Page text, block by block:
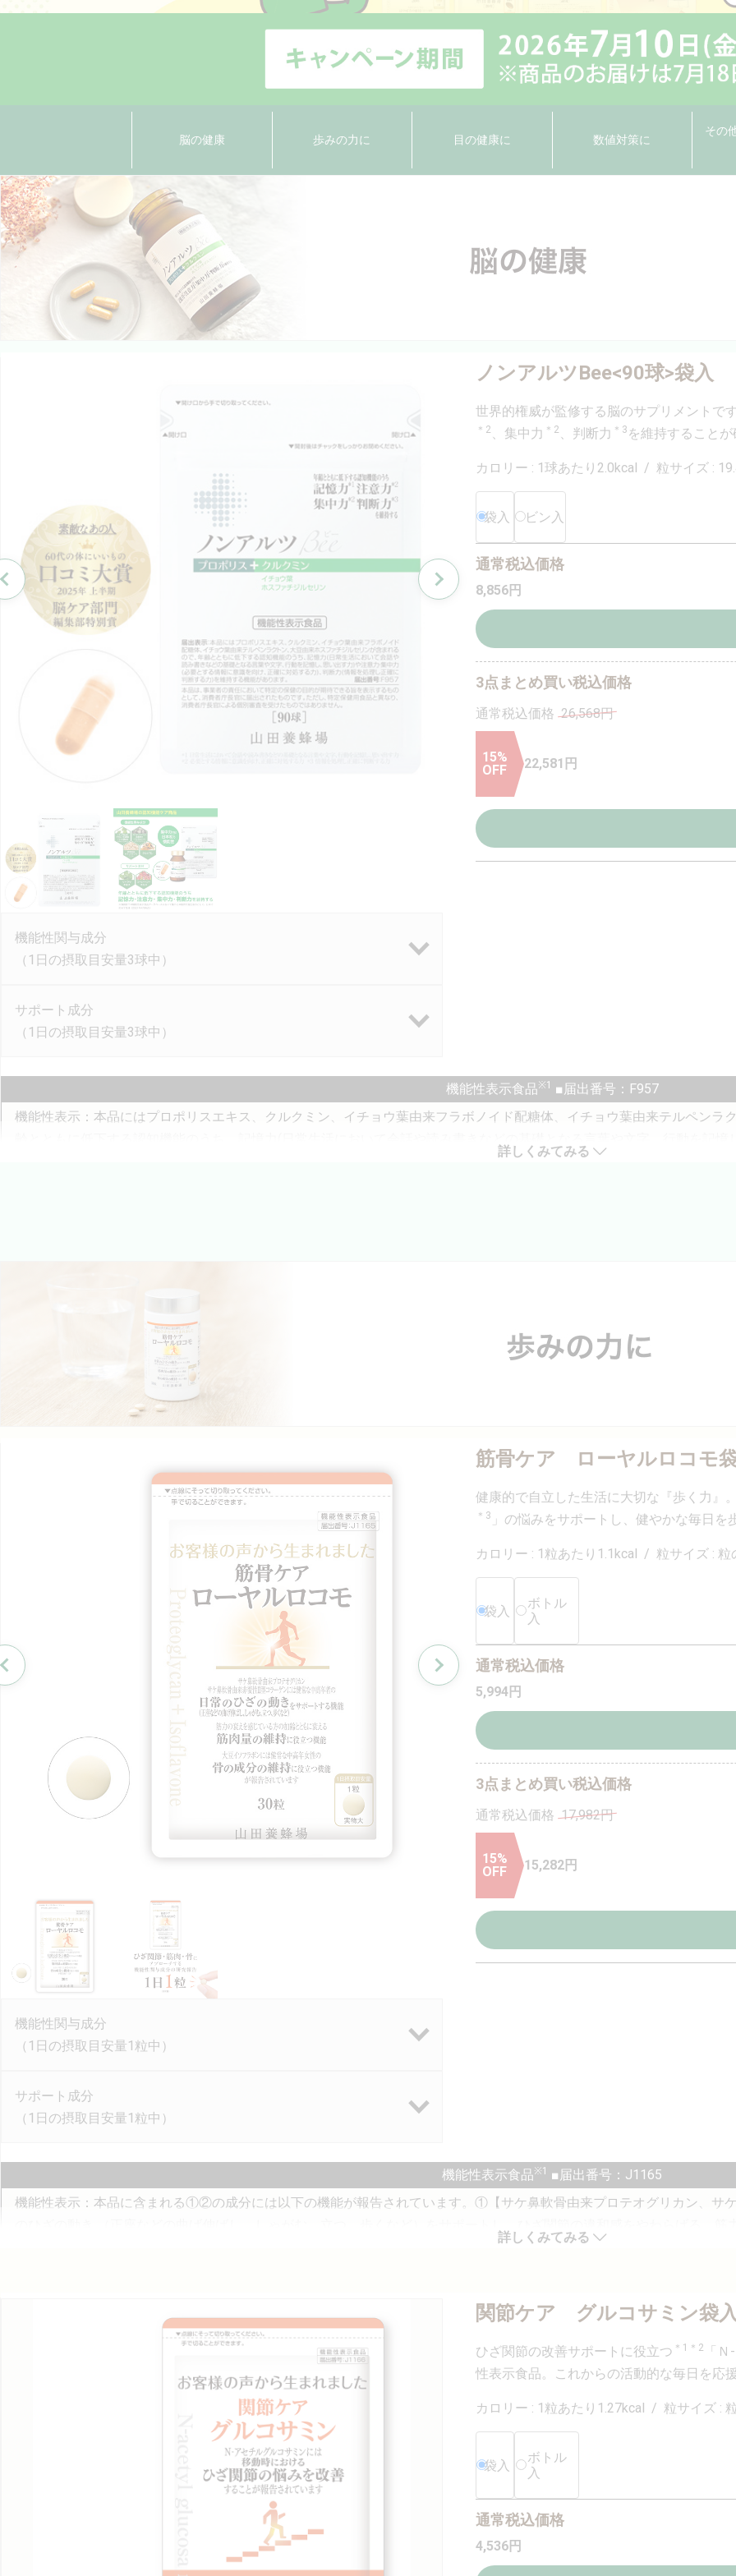
脳の健康 歩みの力に 目の健康に 数値対策に
その
機能性関与成分
（1日の摂取目安量3球中）
サポート成分
（1日の摂取目安量3球中）
ノンアルツBee<90球>袋入
世界的権威が監修する脳のサプリメントで
＊2 、集中力 ＊2 、判断力 ＊3 を維持すること
カロリー : 1球あたり2.0kcal / 粒サイズ :
袋入 ビン入
通常税込価格
8,856円
3点まとめ買い税込価格
通常税込価格 26,568円
15%
OFF
22,581 円
機能性表示食品※1 ■届出番号：F957
機能性表示：本品にはプロポリスエキス、クルクミン、イチョウ葉由来フラボノイド配糖体、イチョウ葉由来テルペンラ
向け、正確に対処する力)、判断力(情報を処理し正確に判断する力)を維持する機能があります。
＊ 3 情報を処理し正確に判断する力
※ 医薬品（特にワーファリンなど）を服用中の方は医師、薬剤師にご相談の上、お召し上がりください。妊娠中の方は飲用をお控えください。
※ 1 本品は、医薬品と異なり、疾病の診断、治療、予防を目的としたものではありません。本品は、特定保健用食品と異なり、機能性及び安全性について国による
ェブサイトで確認できます。食生活は、主食、主菜、副菜を基本に、食事のバランスを。
詳しくみてみる
機能性関与成分
（1日の摂取目安量1粒中）
サポート成分
（1日の摂取目安量1粒中）
筋骨ケア ローヤルロコモ
健康的で自立した生活に大切な『歩く力』
＊3 」の悩みをサポートし、健やかな毎日を
カロリー : 1粒あたり1.1kcal / 粒サイズ :
袋入
ボトル
入
通常税込価格
5,994円
3点まとめ買い税込価格
通常税込価格 17,982円
15%
OFF
15,282円
機能性表示食品※1 ■届出番号：J1165
機能性表示：本品に含まれる①②の成分には以下の機能が報告されています。①【サケ鼻軟骨由来プロテオグリカン、サ
に役立つ。②【大豆イソフラボン】健常な中高年女性の骨の成分の維持に役立つ。
※ 1 本品は、医薬品と異なり、疾病の診断、治療、予防を目的としたものではありません。本品は、特定保健用食品と異なり、機能性及び安全性について国による
ェブサイトで確認できます。食生活は、主食、主菜、副菜を基本に、食事のバランスを。
＊ 1 機能性関与成分 サケ鼻軟骨由来プロテオグリカン・サケ鼻軟骨由来非変性Ⅱ型コラーゲンの研究報告（健常な中高年者が対象）
＊ 2 機能性関与成分 サケ鼻軟骨由来プロテオグリカン・サケ鼻軟骨由来非変性Ⅱ型コラーゲンの研究報告（筋力の衰えを感じている方が対象）
詳しくみてみる
関節ケア グルコサミン袋
ひざ関節の改善サポートに役立つ ＊1 ＊2
「
性表示食品。これからの活動的な毎日を応援
カロリー : 1粒あたり1.27kcal / 粒サイズ :
袋入
ボトル
入
通常税込価格
4,536円